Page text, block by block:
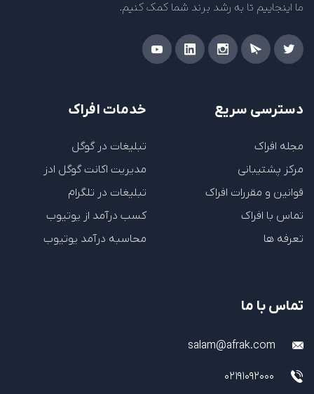
ما اینجاییم تا به رشد برند شما کمک کنیم.
دسترسی سریع
مجله افراک
مرکز پشتیبانی
قوانین و مقررات افراک
تماس با افراک
تعرفه ها
خدمات افراک
تبلیغات در گوگل
مدیریت اکانت گوگل ادز
تبلیغات در تلگرام
کسب درآمد از یوتیوب
محاسبه درآمد یوتیوب
تماس با ما
salam@afrak.com
02191092000